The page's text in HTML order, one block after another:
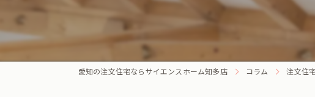
愛知の注文住宅ならサイエンスホーム知多店 コラム 注文住